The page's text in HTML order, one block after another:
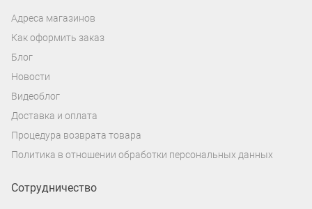
Адреса магазинов
Как оформить заказ
Блог
Новости
Видеоблог
Доставка и оплата
Процедура возврата товара
Политика в отношении обработки персональных данных
Сотрудничество